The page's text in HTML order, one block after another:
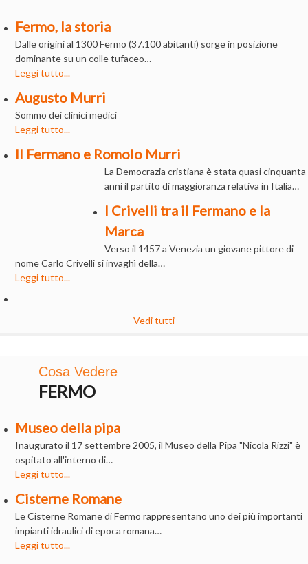
Fermo, la storia
Dalle origini al 1300 Fermo (37.100 abitanti) sorge in posizione
dominante su un colle tufaceo…
Leggi tutto...
Augusto Murri
Sommo dei clinici medici
Leggi tutto...
Il Fermano e Romolo Murri
La Democrazia cristiana è stata quasi cinquanta
anni il partito di maggioranza relativa in Italia…
I Crivelli tra il Fermano e la
Marca
Verso il 1457 a Venezia un giovane pittore di
nome Carlo Crivelli si invaghì della…
Leggi tutto...
Vedi tutti
Cosa Vedere
FERMO
Museo della pipa
Inaugurato il 17 settembre 2005, il Museo della Pipa "Nicola Rizzi" è
ospitato all'interno di…
Leggi tutto...
Cisterne Romane
Le Cisterne Romane di Fermo rappresentano uno dei più importanti
impianti idraulici di epoca romana…
Leggi tutto...